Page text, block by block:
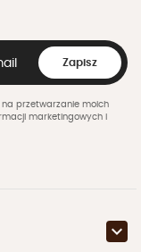
przetwarzanie moich
marketingowych i
